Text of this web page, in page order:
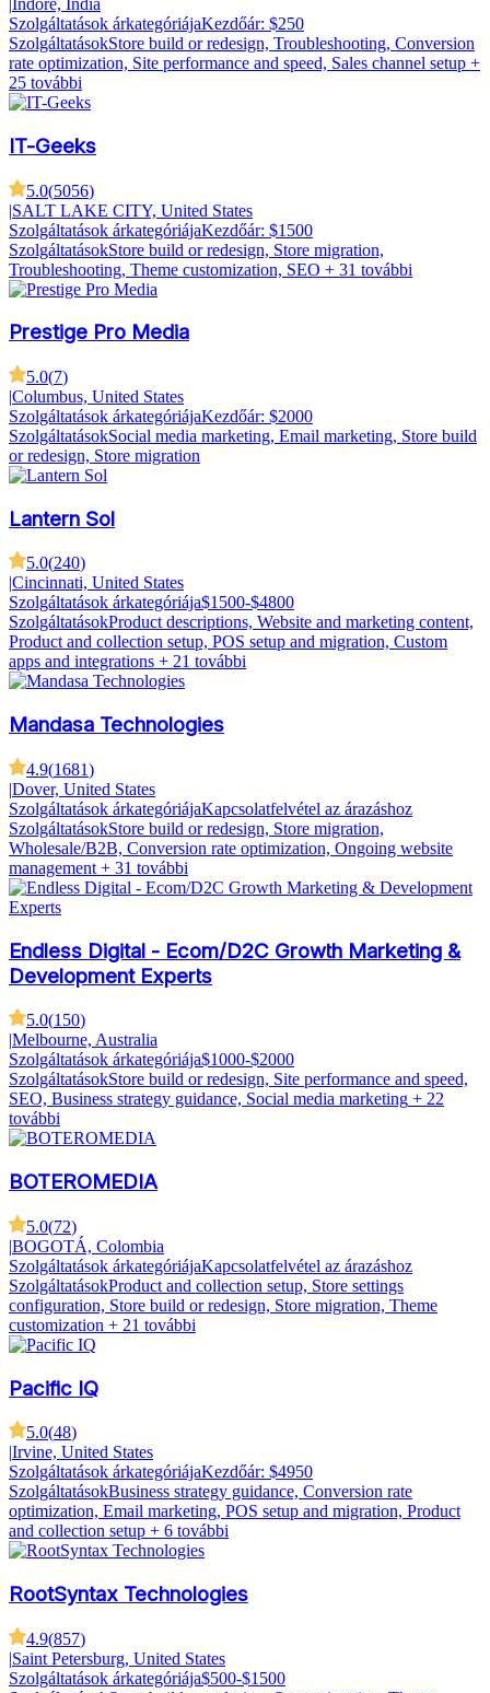
Indore, India
Szolgáltatások árkategóriájaKezdőár: $250
SzolgáltatásokStore build or redesign, Troubleshooting, Conversion
rate optimization, Site performance and speed, Sales channel setup +
25 további
IT-Geeks
5.0(5056)
|SALT LAKE CITY, United States
Szolgáltatások árkategóriájaKezdőár: $1500
SzolgáltatásokStore build or redesign, Store migration,
Troubleshooting, Theme customization, SEO + 31 további
Prestige Pro Media
5.0(7)
|Columbus, United States
Szolgáltatások árkategóriájaKezdőár: $2000
SzolgáltatásokSocial media marketing, Email marketing, Store build
or redesign, Store migration
Lantern Sol
5.0(240)
Cincinnati, United States
Szolgáltatások árkategóriája$1500-$4800
SzolgáltatásokProduct descriptions, Website and marketing content,
Product and collection setup, POS setup and migration, Custom
apps and integrations + 21 további
Mandasa Technologies
4.9(1681)
|Dover, United States
Szolgáltatások árkategóriájaKapcsolatfelvétel az árazáshoz
SzolgáltatásokStore build or redesign, Store migration,
Wholesale/B2B, Conversion rate optimization, Ongoing website
management + 31 további
Endless Digital - Ecom/D2C Growth Marketing &
Development Experts
5.0(150)
|Melbourne, Australia
Szolgáltatások árkategóriája$1000-$2000
SzolgáltatásokStore build or redesign, Site performance and speed,
SEO, Business strategy guidance, Social media marketing + 22
további
BOTEROMEDIA
5.0(72)
|BOGOTÁ, Colombia
Szolgáltatások árkategóriájaKapcsolatfelvétel az árazáshoz
SzolgáltatásokProduct and collection setup, Store settings
configuration, Store build or redesign, Store migration, Theme
customization + 21 további
Pacific IQ
5.0(48)
|Irvine, United States
Szolgáltatások árkategóriájaKezdőár: $4950
SzolgáltatásokBusiness strategy guidance, Conversion rate
optimization, Email marketing, POS setup and migration, Product
and collection setup + 6 további
RootSyntax Technologies
4.9(857)
|Saint Petersburg, United States
Szolgáltatások árkategóriája$500-$1500